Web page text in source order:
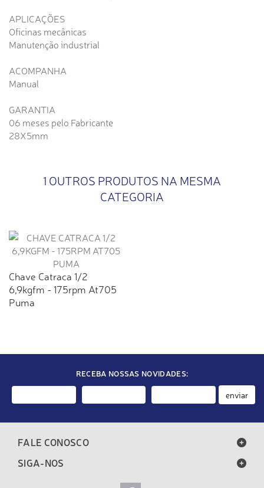
APLICAÇÕES
Oficinas mecânicas
Manutenção industrial
ACOMPANHA
Manual
GARANTIA
06 meses pelo Fabricante
28X5mm
1 OUTROS PRODUTOS NA MESMA
CATEGORIA
Chave Catraca 1/2
6,9kgfm - 175rpm At705
Puma
RECEBA NOSSAS NOVIDADES:
enviar
FALE CONOSCO
SIGA-NOS